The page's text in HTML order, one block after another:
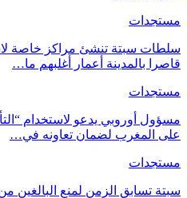
مستجدات
قاصرا بالمدينة أعمار أغلبهم ما…
مستجدات
مسؤول أوروبي يدعو لاستخدام
على المغرب لضمان تعاونه في…
مستجدات
سبتة تسابق الزمن لمنع البالغين